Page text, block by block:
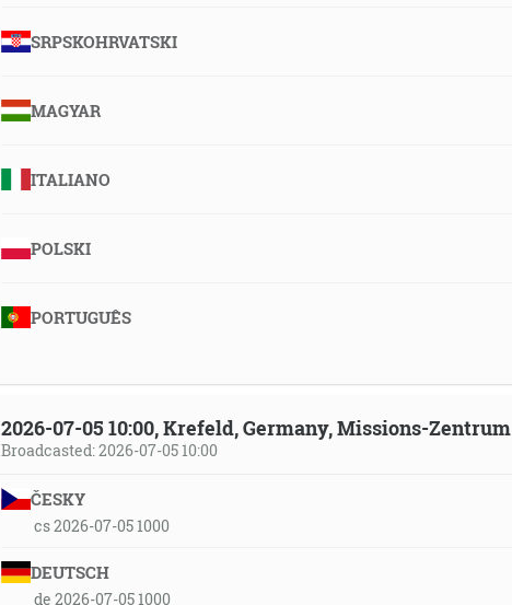
SRPSKOHRVATSKI
MAGYAR
ITALIANO
POLSKI
PORTUGUÊS
2026-07-05 10:00, Krefeld, Germany, Missions-Zentrum
Broadcasted: 2026-07-05 10:00
ČESKY
cs 2026-07-05 1000
DEUTSCH
de 2026-07-05 1000